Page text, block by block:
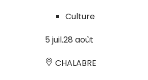
Culture
5 juil.28 août
CHALABRE